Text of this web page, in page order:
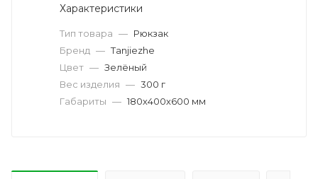
Характеристики
Тип товара — Рюкзак
Бренд — Tanjiezhe
Цвет — Зелёный
Вес изделия — 300 г
Габариты — 180х400х600 мм